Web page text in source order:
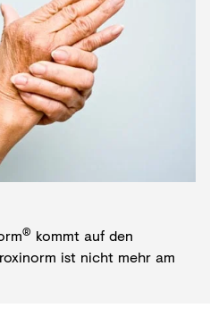
® kommt auf den
ist nicht mehr am